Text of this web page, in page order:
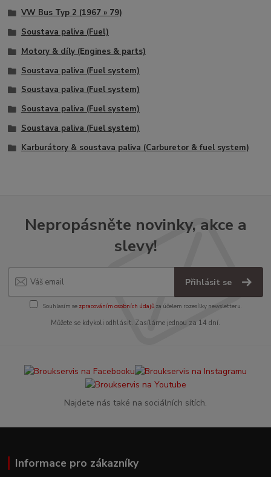
VW Bus Typ 2 (1967 » 79)
Soustava paliva (Fuel)
Motory & díly (Engines & parts)
Soustava paliva (Fuel system)
Soustava paliva (Fuel system)
Soustava paliva (Fuel system)
Soustava paliva (Fuel system)
Karburátory & soustava paliva (Carburetor & fuel system)
Nepropásněte novinky, akce a
slevy!
Přihlásit se
Souhlasím se zpracováním osobních údajůza účelem rozesílky newsletteru.
Můžete se kdykoli odhlásit. Zasíláme jednou za 14 dní.
Najdete nás také na sociálních sítích.
Informace pro zákazníky